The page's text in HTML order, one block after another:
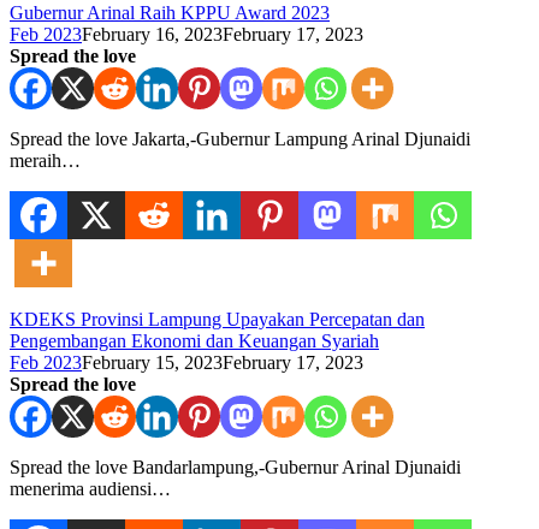
Gubernur Arinal Raih KPPU Award 2023
Feb 2023February 16, 2023February 17, 2023
Spread the love
Spread the love Jakarta,-Gubernur Lampung Arinal Djunaidi
meraih…
KDEKS Provinsi Lampung Upayakan Percepatan dan
Pengembangan Ekonomi dan Keuangan Syariah
Feb 2023February 15, 2023February 17, 2023
Spread the love
Spread the love Bandarlampung,-Gubernur Arinal Djunaidi
menerima audiensi…